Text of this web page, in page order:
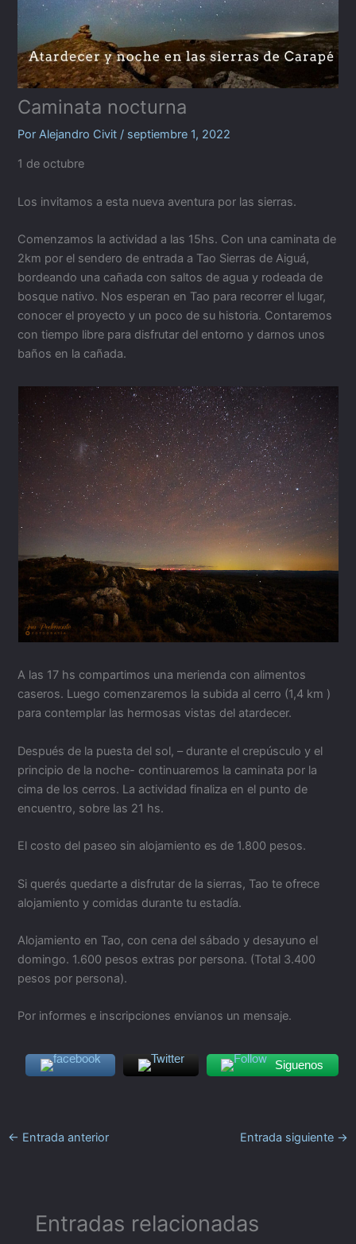
Caminata nocturna
PorAlejandro Civit / septiembre 1, 2022
1 de octubre
Los invitamos a esta nueva aventura por las sierras.
Comenzamos la actividad a las 15hs. Con una caminata de
2km por el sendero de entrada a Tao Sierras de Aiguá,
bordeando una cañada con saltos de agua y rodeada de
bosque nativo. Nos esperan en Tao para recorrer el lugar,
conocer el proyecto y un poco de su historia. Contaremos
con tiempo libre para disfrutar del entorno y darnos unos
baños en la cañada.
A las 17 hs compartimos una merienda con alimentos
caseros. Luego comenzaremos la subida al cerro (1,4 km )
para contemplar las hermosas vistas del atardecer.
Después de la puesta del sol, – durante el crepúsculo y el
principio de la noche- continuaremos la caminata por la
cima de los cerros. La actividad finaliza en el punto de
encuentro, sobre las 21 hs.
El costo del paseo sin alojamiento es de 1.800 pesos.
Si querés quedarte a disfrutar de la sierras, Tao te ofrece
alojamiento y comidas durante tu estadía.
Alojamiento en Tao, con cena del sábado y desayuno el
domingo. 1.600 pesos extras por persona. (Total 3.400
pesos por persona).
Por informes e inscripciones envianos un mensaje.
Siguenos
← Entrada anterior Entrada siguiente →
Entradas relacionadas